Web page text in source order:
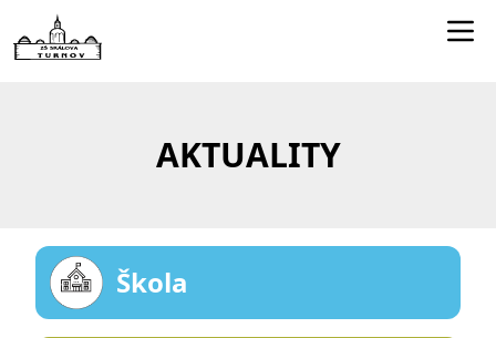
Kontakty
AKTUALITY
Škola